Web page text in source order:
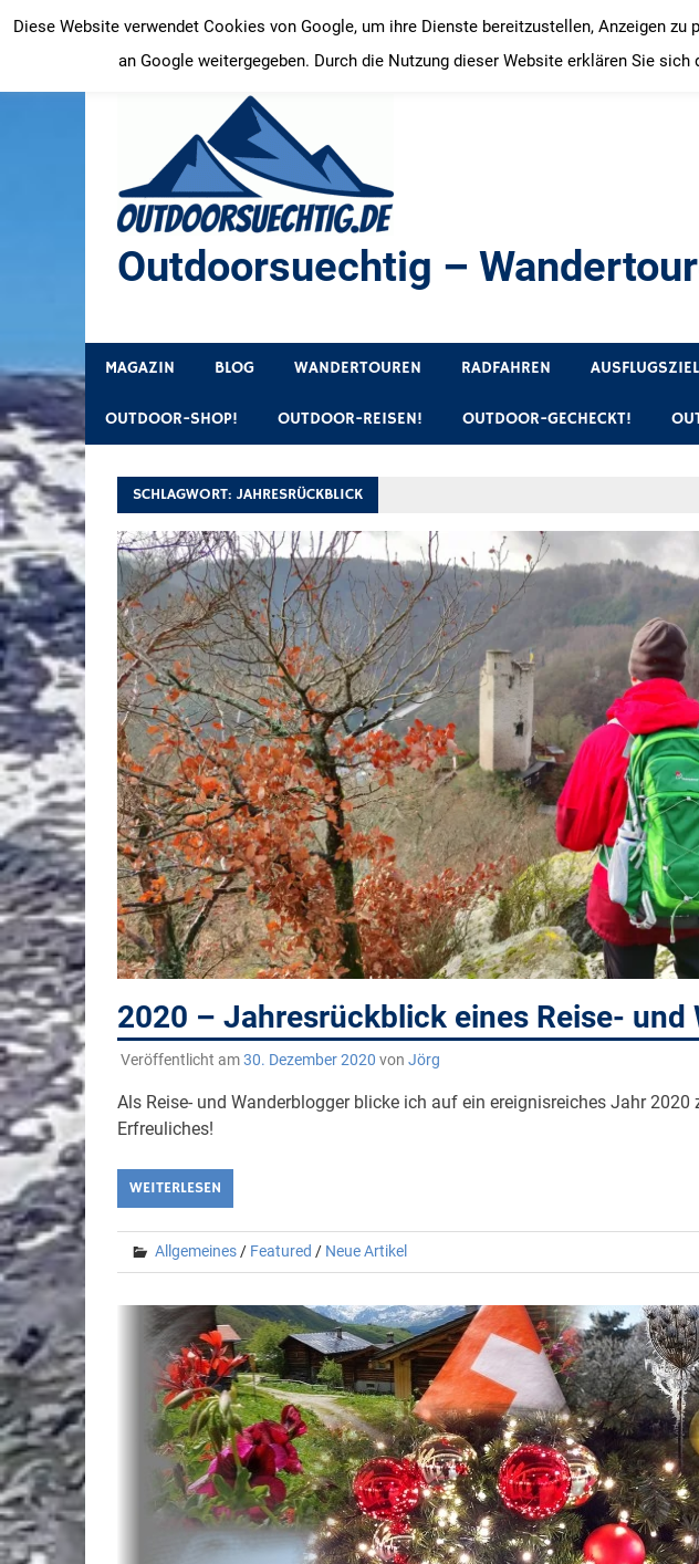
Inhalt
springen
Outdoorsuechtig –
MAGAZIN BLOG WANDERTOUREN RADFAHREN
OUTDOOR-SHOP! OUTDOOR-REISEN! OUTDOOR-GECHECKT!
SCHLAGWORT: JAHRESRÜCKBLICK
2020 – Jahresrückblick eines Reise- und
Veröffentlicht am30. Dezember 2020 von Jörg
Als Reise- und Wanderblogger blicke ich auf ein ereignisreiches Jahr 2020
Erfreuliches!
WEITERLESEN
Allgemeines/ Featured / Neue Artikel
Diese Website verwendet Cookies von Google, um ihre Dienste bereitzustellen, Anzeigen
an Google weitergegeben. Durch die Nutzung dieser Website erklären Sie